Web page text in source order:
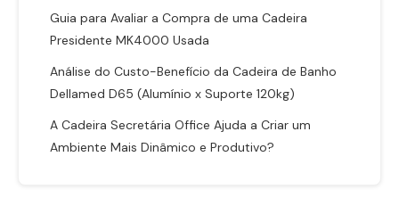
Guia para Avaliar a Compra de uma Cadeira
Presidente MK4000 Usada
Análise do Custo-Benefício da Cadeira de Banho
Dellamed D65 (Alumínio x Suporte 120kg)
A Cadeira Secretária Office Ajuda a Criar um
Ambiente Mais Dinâmico e Produtivo?